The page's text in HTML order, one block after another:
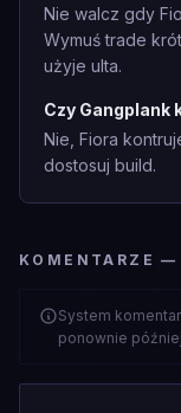
Nie walcz gdy
Wymuś trade
użyje ulta.
Czy Gangplank
Nie, Fiora
dostosuj build.
KOMENTARZE —
System
ponownie